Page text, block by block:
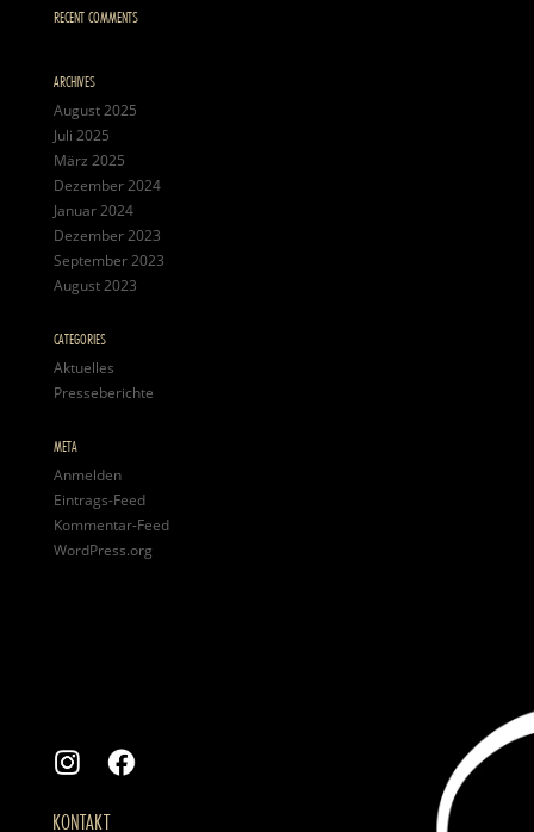
RECENT COMMENTS
ARCHIVES
August 2025
Juli 2025
März 2025
Dezember 2024
Januar 2024
Dezember 2023
September 2023
August 2023
CATEGORIES
Aktuelles
Presseberichte
META
Anmelden
Eintrags-Feed
Kommentar-Feed
WordPress.org
KONTAKT